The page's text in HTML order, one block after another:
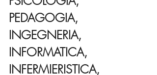
PEDAGOGIA,
INGEGNERIA,
INFORMATICA,
INFERMIERISTICA,